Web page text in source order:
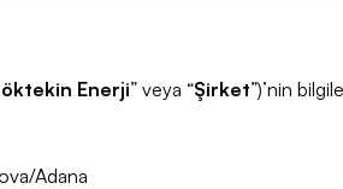
Enerji” veya “Şirket”)’nin
Adana